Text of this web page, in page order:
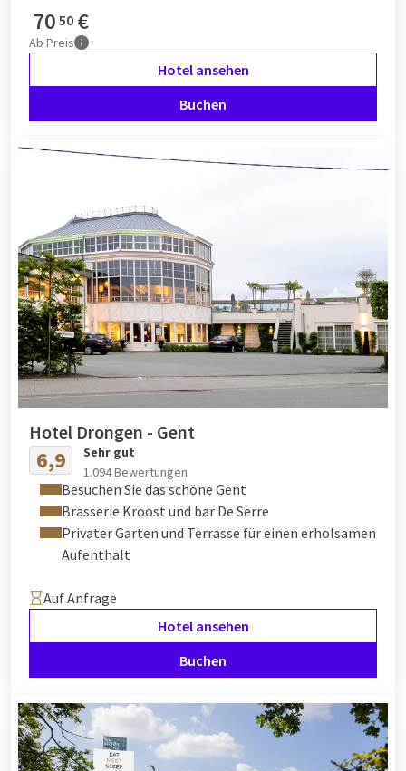
70 50 €
Ab Preis
Hotel ansehen
Buchen
Hotel Drongen - Gent
6,9
Sehr gut
1.094 Bewertungen
Besuchen Sie das schöne Gent
Brasserie Kroost und bar De Serre
Privater Garten und Terrasse für einen erholsamen
Aufenthalt
Auf Anfrage
Hotel ansehen
Buchen